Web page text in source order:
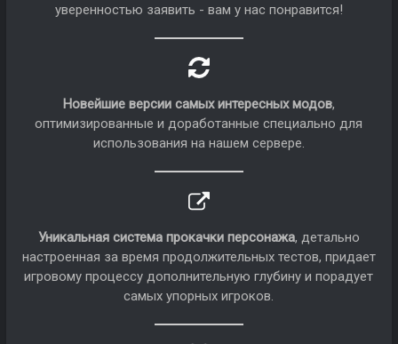
уверенностью заявить - вам у нас понравится!
Новейшие версии самых интересных модов,
оптимизированные и доработанные специально для
использования на нашем сервере.
Уникальная система прокачки персонажа, детально
настроенная за время продолжительных тестов, придает
игровому процессу дополнительную глубину и порадует
самых упорных игроков.